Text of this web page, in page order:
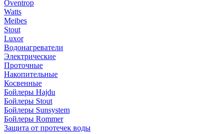
Oventrop
Watts
Meibes
Stout
Luxor
Водонагреватели
Электрические
Проточные
Накопительные
Косвенные
Бойлеры Hajdu
Бойлеры Stout
Бойлеры Sunsystem
Бойлеры Rommer
Защита от протечек воды